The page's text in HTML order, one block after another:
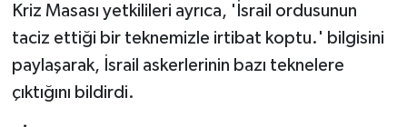
Kriz Masası yetkilileri ayrıca, 'İsrail ordusunun
taciz ettiği bir teknemizle irtibat koptu.' bilgisini
paylaşarak, İsrail askerlerinin bazı teknelere
çıktığını bildirdi.